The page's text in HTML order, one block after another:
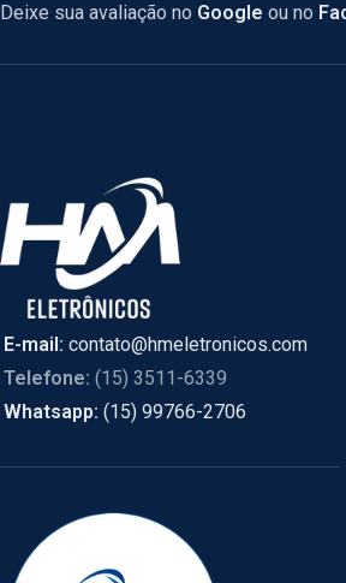
Deixe sua avaliação no Google ou no
E-mail: contato@hmeletronicos.com
Telefone: (15) 3511-6339
Whatsapp: (15) 99766-2706